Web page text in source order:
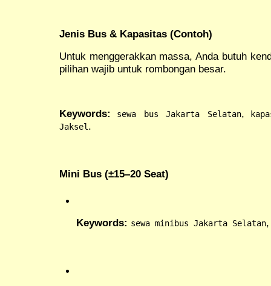
Jenis Bus & Kapasitas (Contoh)
Untuk menggerakkan massa, Anda butuh
pilihan wajib untuk rombongan besar.
Keywords: sewa bus Jakarta Selatan,
Jaksel .
Mini Bus (±15–20 Seat)
Keywords: sewa minibus Jakarta Selatan